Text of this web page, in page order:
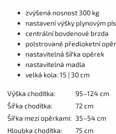
zvýšená nosnost 300 kg
nastavení výšky plynovým
centrální bovdenové brzda
polstrované předloketní
nastavitelná šířka opěrek
nastavitelná madla
velká kola: 15 | 30 cm
Výška chodítka:
95–124 cm
Šířka chodítka:
72 cm
Šířka mezi opěrkami: 35–54 cm
Hloubka chodítka:
75 cm